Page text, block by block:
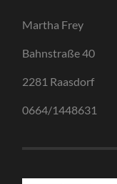
Martha Frey
Bahnstraße 40
2281 Raasdorf
0664/1448631